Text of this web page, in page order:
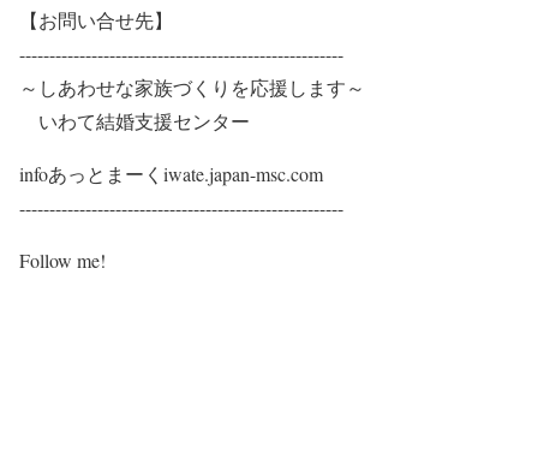
【お問い合せ先】
------------------------------------------------------​​
～​しあわせな家族づくりを応援します～​
​ ​いわて結婚支援センター
infoあっとまーくiwate.japan-msc.com
​​​​​------------------------------------------------------​
Follow me!